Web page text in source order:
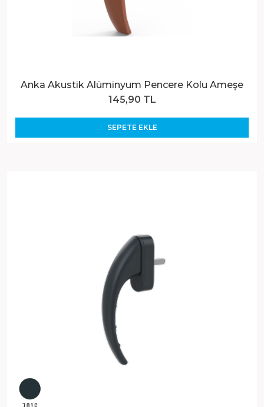
Anka Akustik Alüminyum Pencere Kolu Ameşe
145,90 TL
SEPETE EKLE